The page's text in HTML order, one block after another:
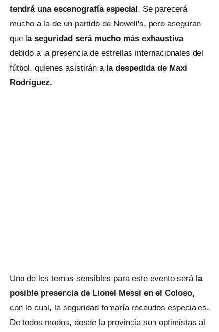
tendrá una escenografía especial . Se parecerá
mucho a la de un partido de Newell's, pero aseguran
que l a seguridad será mucho más exhaustiva
debido a la presencia de estrellas internacionales del
fútbol, quienes asistirán ala despedida de Maxi
Rodríguez.
Uno de los temas sensibles para este evento será la
posible presencia de Lionel Messi en el Coloso,
con lo cual, la seguridad tomaría recaudos especiales.
De todos modos, desde la provincia son optimistas al